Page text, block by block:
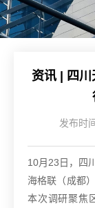
资讯 | 四
发布时
10月23日，四
海格联（成都
本次调研聚焦